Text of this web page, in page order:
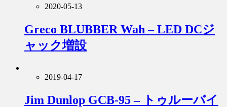
2020-05-13
Greco BLUBBER Wah – LED DCジ
ャック増設
2019-04-17
Jim Dunlop GCB-95 – トゥルーバイ